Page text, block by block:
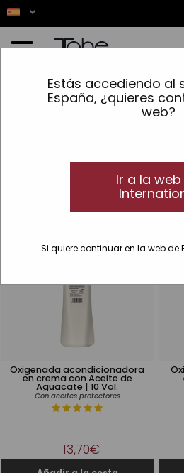
Estás accediendo al
España, ¿quieres
web?
Ir a la
Si quiere continuar en la web de
✨ LOS PEDIDOS
Blumin Urban»
Brillo, nutre, protege y
Consigue un acabado perfecto
Oxigenada acondicionadora
en crema con Aceite de
Aguacate | 10 Vol.
Con aceites protectores
13,70€